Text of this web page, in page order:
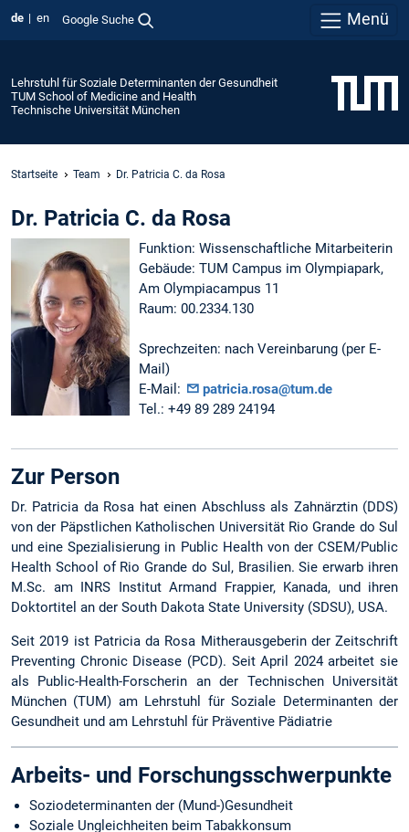
de en Google Suche Menü
Lehrstuhl für Soziale Determinanten der Gesundheit
TUM School of Medicine and Health
Technische Universität München
Startseite Team Dr. Patricia C. da Rosa
Dr. Patricia C. da Rosa
Funktion: Wissenschaftliche Mitarbeiterin
Gebäude: TUM Campus im Olympiapark,
Am Olympiacampus 11
Raum: 00.2334.130
Sprechzeiten: nach Vereinbarung (per E-
Mail)
E-Mail:
patricia.rosa@tum.de
Tel.: +49 89 289 24194
Zur Person
Dr. Patricia da Rosa hat einen Abschluss als Zahnärztin (DDS)
von der Päpstlichen Katholischen Universität Rio Grande do Sul
und eine Spezialisierung in Public Health von der CSEM/Public
Health School of Rio Grande do Sul, Brasilien. Sie erwarb ihren
M.Sc. am INRS Institut Armand Frappier, Kanada, und ihren
Doktortitel an der South Dakota State University (SDSU), USA.
Seit 2019 ist Patricia da Rosa Mitherausgeberin der Zeitschrift
Preventing Chronic Disease (PCD). Seit April 2024 arbeitet sie
als Public-Health-Forscherin an der Technischen Universität
München (TUM) am Lehrstuhl für Soziale Determinanten der
Gesundheit und am Lehrstuhl für Präventive Pädiatrie
Arbeits- und Forschungsschwerpunkte
Soziodeterminanten der (Mund-)Gesundheit
Soziale Ungleichheiten beim Tabakkonsum